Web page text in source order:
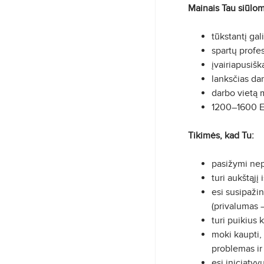
Mainais Tau
tūkstantį
spartų
lanksčias
darbo vietą
1200–1600
Tikimės, kad Tu:
pasižymi
turi aukštąjį
esi
(privalumas
turi puikius
moki
problemas